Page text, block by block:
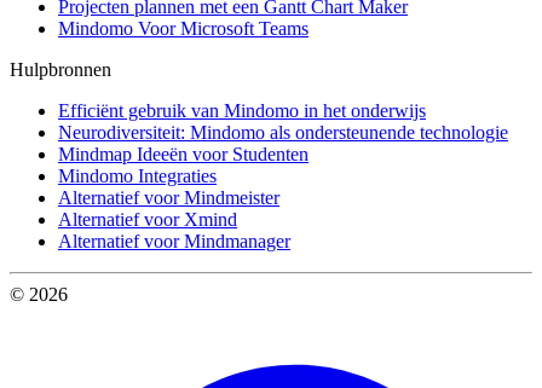
Projecten plannen met een Gantt Chart Maker
Mindomo Voor Microsoft Teams
Hulpbronnen
Efficiënt gebruik van Mindomo in het onderwijs
Neurodiversiteit: Mindomo als ondersteunende technologie
Mindmap Ideeën voor Studenten
Mindomo Integraties
Alternatief voor Mindmeister
Alternatief voor Xmind
Alternatief voor Mindmanager
© 2026